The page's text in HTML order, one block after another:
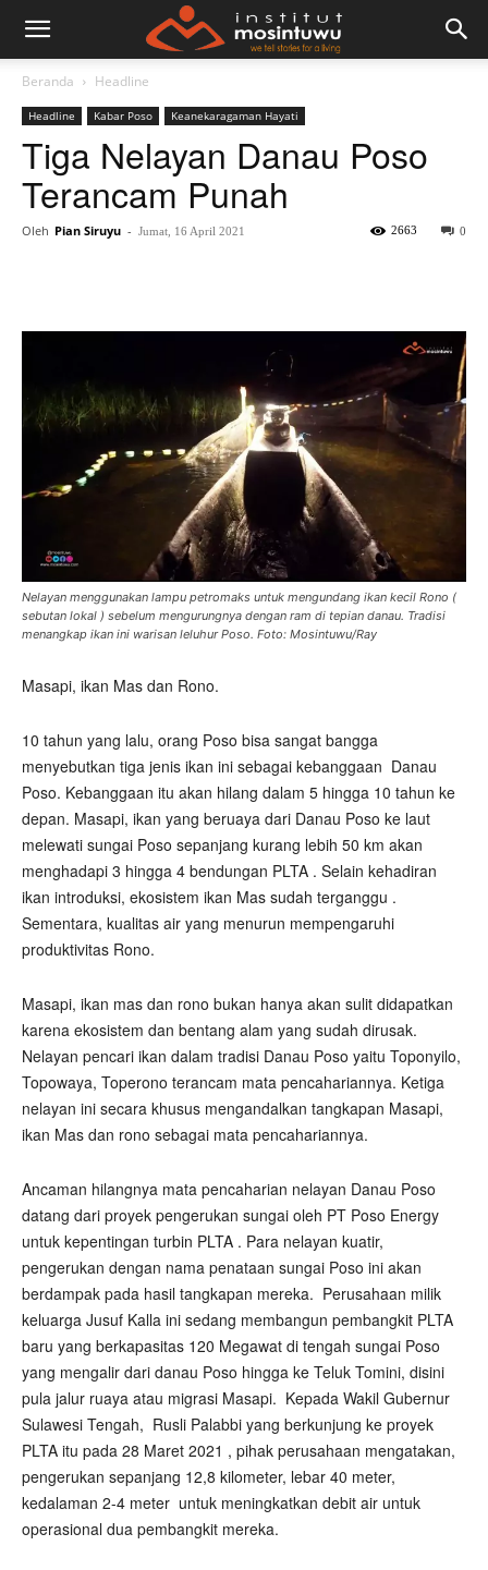
Beranda Headline
Headline Kabar Poso Keanekaragaman Hayati
Tiga Nelayan Danau Poso
Terancam Punah
Oleh Pian Siruyu - Jumat, 16 April 2021 0
2663
Nelayan menggunakan lampu petromaks untuk mengundang ikan kecil Rono (
sebutan lokal ) sebelum mengurungnya dengan ram di tepian danau. Tradisi
menangkap ikan ini warisan leluhur Poso. Foto: Mosintuwu/Ray
Masapi, ikan Mas dan Rono.
10 tahun yang lalu, orang Poso bisa sangat bangga
menyebutkan tiga jenis ikan ini sebagai kebanggaan Danau
Poso. Kebanggaan itu akan hilang dalam 5 hingga 10 tahun ke
depan. Masapi, ikan yang beruaya dari Danau Poso ke laut
melewati sungai Poso sepanjang kurang lebih 50 km akan
menghadapi 3 hingga 4 bendungan PLTA . Selain kehadiran
ikan introduksi, ekosistem ikan Mas sudah terganggu .
Sementara, kualitas air yang menurun mempengaruhi
produktivitas Rono.
Masapi, ikan mas dan rono bukan hanya akan sulit didapatkan
karena ekosistem dan bentang alam yang sudah dirusak.
Nelayan pencari ikan dalam tradisi Danau Poso yaitu Toponyilo,
Topowaya, Toperono terancam mata pencahariannya. Ketiga
nelayan ini secara khusus mengandalkan tangkapan Masapi,
ikan Mas dan rono sebagai mata pencahariannya.
Ancaman hilangnya mata pencaharian nelayan Danau Poso
datang dari proyek pengerukan sungai oleh PT Poso Energy
untuk kepentingan turbin PLTA . Para nelayan kuatir,
pengerukan dengan nama penataan sungai Poso ini akan
berdampak pada hasil tangkapan mereka. Perusahaan milik
keluarga Jusuf Kalla ini sedang membangun pembangkit PLTA
baru yang berkapasitas 120 Megawat di tengah sungai Poso
yang mengalir dari danau Poso hingga ke Teluk Tomini, disini
pula jalur ruaya atau migrasi Masapi. Kepada Wakil Gubernur
Sulawesi Tengah, Rusli Palabbi yang berkunjung ke proyek
PLTA itu pada 28 Maret 2021 , pihak perusahaan mengatakan,
pengerukan sepanjang 12,8 kilometer, lebar 40 meter,
kedalaman 2-4 meter untuk meningkatkan debit air untuk
operasional dua pembangkit mereka.